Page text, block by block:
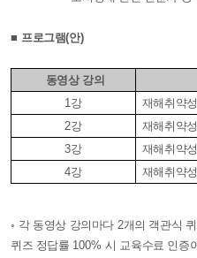
■ 프로그램(안)
동영상 강의
1강 재해취약
2강
재해취약
3강
재해취약
4강 재해취약
◦ 각 동영상 강의마다 2개의 객관식
퀴즈 정답률 100%시 교육수료 인증